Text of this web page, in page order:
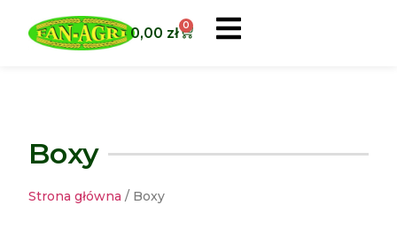
0,00 zł 0
Boxy
Strona główna / Boxy